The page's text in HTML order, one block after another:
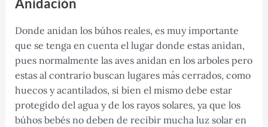
Anidación
Donde anidan los búhos reales, es muy importante
que se tenga en cuenta el lugar donde estas anidan,
pues normalmente las aves anidan en los arboles pero
estas al contrario buscan lugares más cerrados, como
huecos y acantilados, si bien el mismo debe estar
protegido del agua y de los rayos solares, ya que los
búhos bebés no deben de recibir mucha luz solar en